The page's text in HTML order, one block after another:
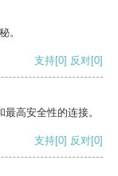
。
支持[0] 反对[0]
高安全性的连接。
支持[0] 反对[0]